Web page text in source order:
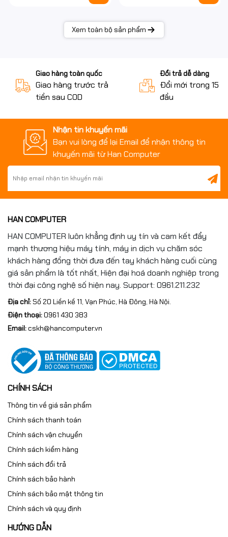
Xem toàn bộ sản phẩm
Giao hàng toàn quốc
Giao hàng trước trả
tiền sau COD
Đổi trả dễ dàng
Đổi mới trong 15
đầu
Nhận tin khuyến mãi
Bạn vui lòng để lại Email để nhận thông tin
khuyến mãi từ Han Computer
HAN COMPUTER
HAN COMPUTER luôn khẳng định uy tín và cam kết đẩy
mạnh thương hiệu máy tính, máy in dịch vụ chăm sóc
khách hàng đồng thời đưa đến tay khách hàng cuối cùng
giá sản phẩm là tốt nhất, Hiện đại hoá doanh nghiệp trong
thời đại công nghệ số hiện nay. Support: 0961.211.232
Địa chỉ:Số 20 Liền kề 11, Vạn Phúc, Hà Đông, Hà Nội.
Điện thoại:0961 430 383
Email:cskh@hancomputer.vn
CHÍNH SÁCH
Thông tin về giá sản phẩm
Chính sách thanh toán
Chính sách vận chuyển
Chính sách kiểm hàng
Chính sách đổi trả
Chính sách bảo hành
Chính sách bảo mật thông tin
Chính sách và quy định
HƯỚNG DẪN